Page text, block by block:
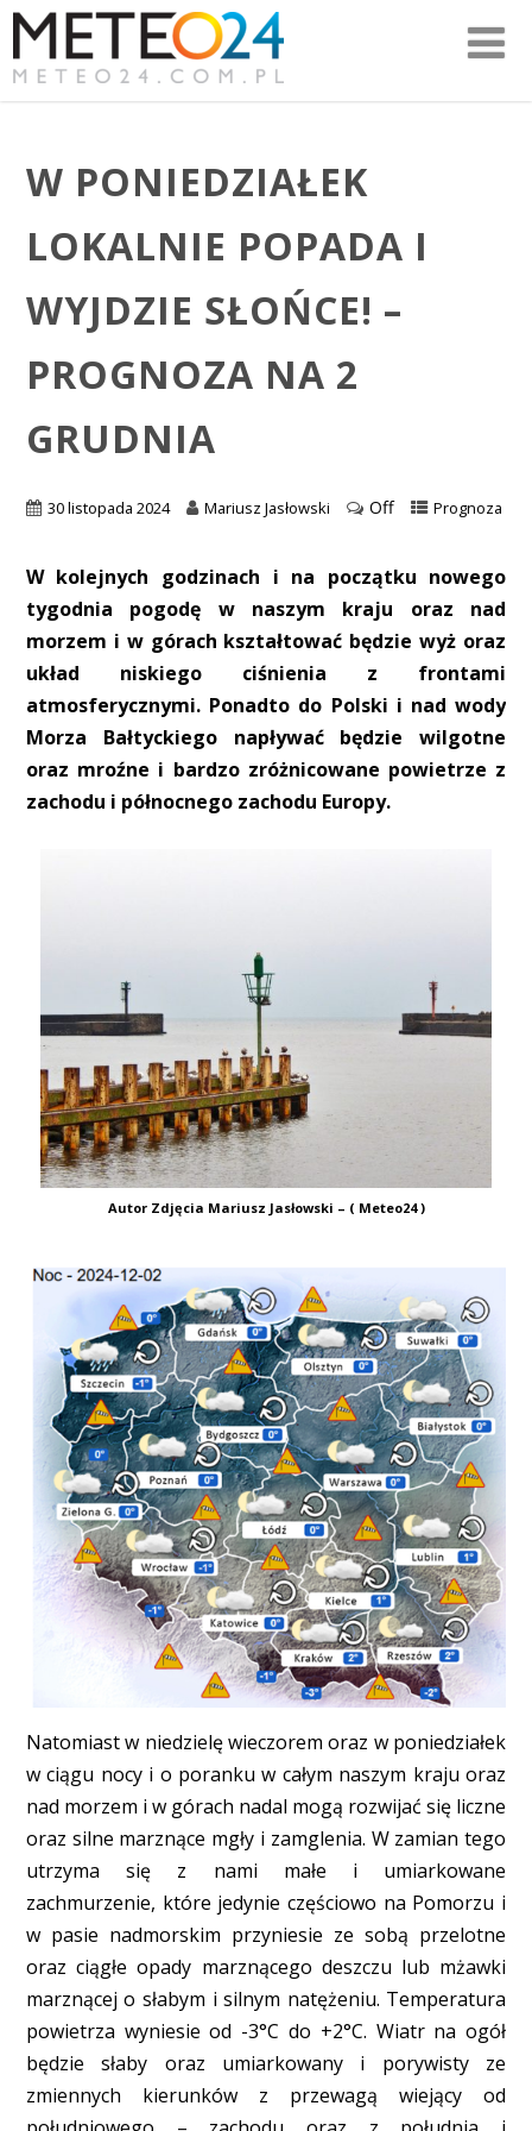
W PONIEDZIAŁEK
LOKALNIE POPADA I
WYJDZIE SŁOŃCE! –
PROGNOZA NA 2
GRUDNIA
30 listopada 2024 Mariusz Jasłowski Off Prognoza
W kolejnych godzinach i na początku nowego
tygodnia pogodę w naszym kraju oraz nad
morzem i w górach kształtować będzie wyż oraz
układ niskiego ciśnienia z frontami
atmosferycznymi. Ponadto do Polski i nad wody
Morza Bałtyckiego napływać będzie wilgotne
oraz mroźne i bardzo zróżnicowane powietrze z
zachodu i północnego zachodu Europy.
Autor Zdjęcia Mariusz Jasłowski – ( Meteo24 )
Natomiast w niedzielę wieczorem oraz w poniedziałek
w ciągu nocy i o poranku w całym naszym kraju oraz
nad morzem i w górach nadal mogą rozwijać się liczne
oraz silne marznące mgły i zamglenia. W zamian tego
utrzyma się z nami małe i umiarkowane
zachmurzenie, które jedynie częściowo na Pomorzu i
w pasie nadmorskim przyniesie ze sobą przelotne
oraz ciągłe opady marznącego deszczu lub mżawki
marznącej o słabym i silnym natężeniu. Temperatura
powietrza wyniesie od -3°C do +2°C. Wiatr na ogół
będzie słaby oraz umiarkowany i porywisty ze
zmiennych kierunków z przewagą wiejący od